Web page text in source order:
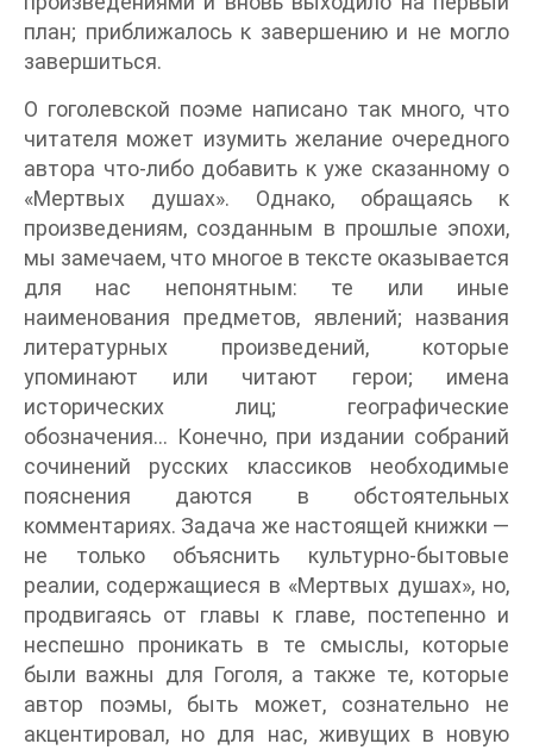
план; приближалось к завершению и не могло
завершиться.
О гоголевской поэме написано так много, что
читателя может изумить желание очередного
автора что-либо добавить к уже сказанному о
«Мертвых душах». Однако, обращаясь к
произведениям, созданным в прошлые эпохи,
мы замечаем, что многое в тексте оказывается
для нас непонятным: те или иные
наименования предметов, явлений; названия
литературных произведений, которые
упоминают или читают герои; имена
исторических лиц; географические
обозначения… Конечно, при издании собраний
сочинений русских классиков необходимые
пояснения даются в обстоятельных
комментариях. Задача же настоящей книжки —
не только объяснить культурно-бытовые
реалии, содержащиеся в «Мертвых душах», но,
продвигаясь от главы к главе, постепенно и
неспешно проникать в те смыслы, которые
были важны для Гоголя, а также те, которые
автор поэмы, быть может, сознательно не
акцентировал, но для нас, живущих в новую